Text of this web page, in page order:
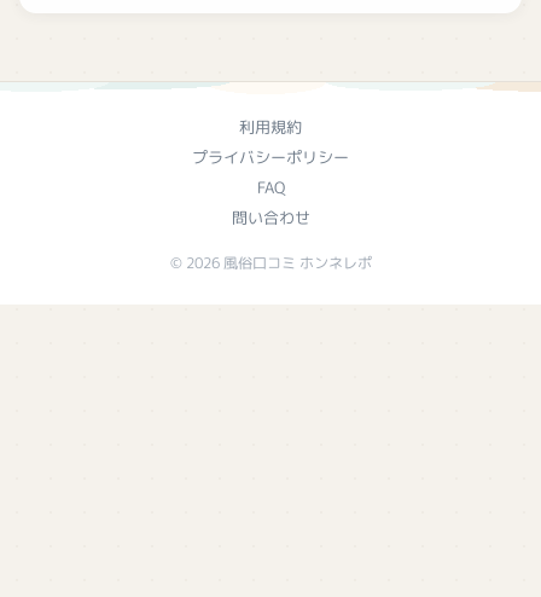
利用規約
プライバシーポリシー
FAQ
問い合わせ
© 2026 風俗口コミ ホンネレポ